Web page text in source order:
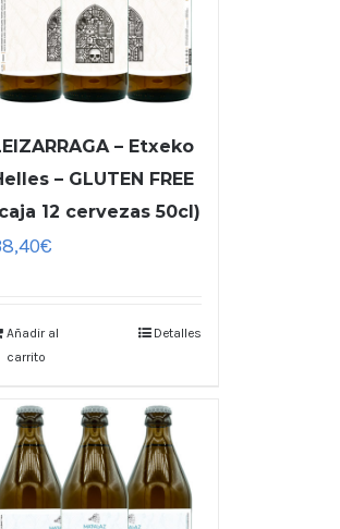
– Etxeko
– GLUTEN FREE
12 cervezas 50cl)
€
Añadir al
carrito
Detalles